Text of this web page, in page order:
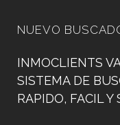
NUEVO
INMOCLIENTS
SISTEMA DE
RAPIDO, FACIL Y